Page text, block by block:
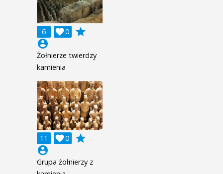
6 0

grade
account_circle
Żołnierze twierdzy
kamienia
11 0

grade
account_circle
Grupa żołnierzy z